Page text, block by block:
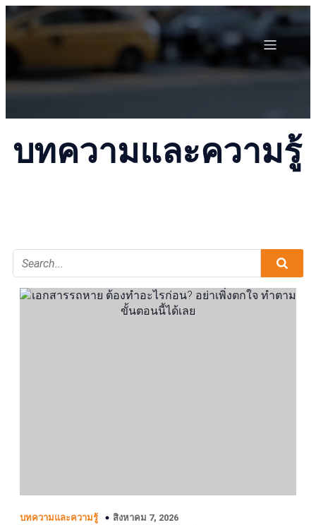
บทความและความรู้
บทความและความรู้ สิงหาคม 7, 2026